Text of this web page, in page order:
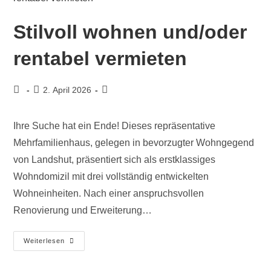
Stilvoll wohnen und/oder
rentabel vermieten
2. April 2026
Ihre Suche hat ein Ende! Dieses repräsentative
Mehrfamilienhaus, gelegen in bevorzugter Wohngegend
von Landshut, präsentiert sich als erstklassiges
Wohndomizil mit drei vollständig entwickelten
Wohneinheiten. Nach einer anspruchsvollen
Renovierung und Erweiterung…
Weiterlesen